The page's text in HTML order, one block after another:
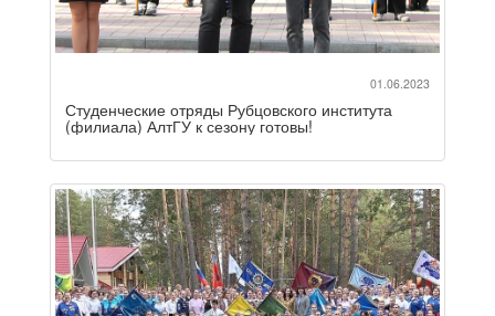
01.06.2023
Студенческие отряды Рубцовского института
(филиала) АлтГУ к сезону готовы!